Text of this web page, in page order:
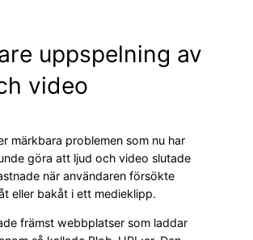
uppspelning av
video
märkbara problemen som nu har
göra att ljud och video slutade
när användaren försökte
eller bakåt i ett medieklipp.
främst webbplatser som laddar